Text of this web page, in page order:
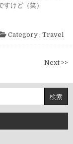
けど（笑）
Category : Travel
Next >>